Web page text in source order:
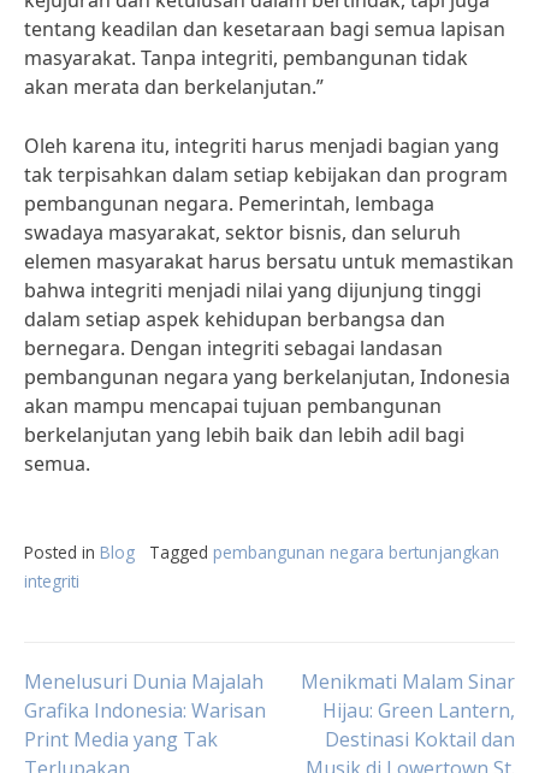
tentang keadilan dan kesetaraan bagi semua lapisan
masyarakat. Tanpa integriti, pembangunan tidak
akan merata dan berkelanjutan.”
Oleh karena itu, integriti harus menjadi bagian yang
tak terpisahkan dalam setiap kebijakan dan program
pembangunan negara. Pemerintah, lembaga
swadaya masyarakat, sektor bisnis, dan seluruh
elemen masyarakat harus bersatu untuk memastikan
bahwa integriti menjadi nilai yang dijunjung tinggi
dalam setiap aspek kehidupan berbangsa dan
bernegara. Dengan integriti sebagai landasan
pembangunan negara yang berkelanjutan, Indonesia
akan mampu mencapai tujuan pembangunan
berkelanjutan yang lebih baik dan lebih adil bagi
semua.
Posted in Blog Tagged pembangunan negara bertunjangkan
integriti
Post
navigation
Menelusuri Dunia Majalah
Grafika Indonesia: Warisan
Print Media yang Tak
Menikmati Malam Sinar
Hijau: Green Lantern,
Destinasi Koktail dan